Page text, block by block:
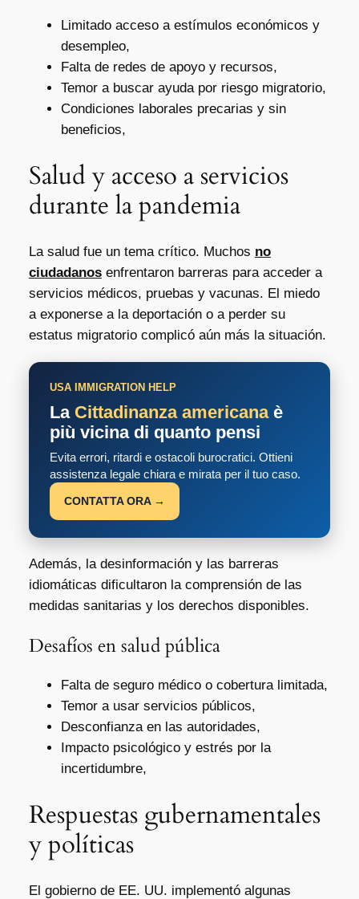
Limitado acceso a estímulos económicos y
desempleo,
Falta de redes de apoyo y recursos,
Temor a buscar ayuda por riesgo migratorio,
Condiciones laborales precarias y sin
beneficios,
Salud y acceso a servicios
durante la pandemia
La salud fue un tema crítico. Muchos no
ciudadanosenfrentaron barreras para acceder a
servicios médicos, pruebas y vacunas. El miedo
a exponerse a la deportación o a perder su
estatus migratorio complicó aún más la situación.
USA IMMIGRATION HELP
La Cittadinanza americanaè
più vicina di quanto pensi
Evita errori, ritardi e ostacoli burocratici. Ottieni
assistenza legale chiara e mirata per il tuo caso.
CONTATTA ORA →
Además, la desinformación y las barreras
idiomáticas dificultaron la comprensión de las
medidas sanitarias y los derechos disponibles.
Desafíos en salud pública
Falta de seguro médico o cobertura limitada,
Temor a usar servicios públicos,
Desconfianza en las autoridades,
Impacto psicológico y estrés por la
incertidumbre,
Respuestas gubernamentales
y políticas
El gobierno de EE. UU. implementó algunas